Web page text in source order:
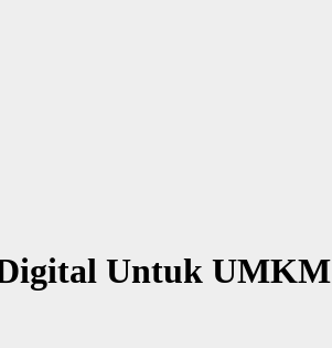
Digital Untuk UMKM